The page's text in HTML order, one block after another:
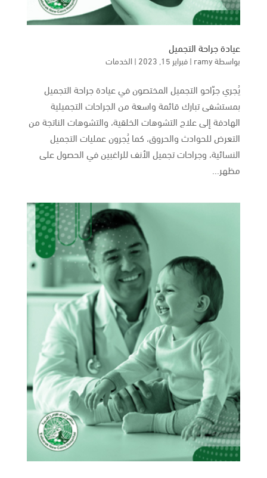
عيادة جراحة التجميل
بواسطةramy
|فبراير 15, 2023 |الخدمات
يُجري جرّاحو التجميل المختصون في عيادة جراحة التجميل
بمستشفى تبارك قائمة واسعة من الجراحات التجميلية
الهادفة إلى علاج التشوهات الخلقية، والتشوهات الناتجة من
التعرض للحوادث والحروق، كما يُجرون عمليات التجميل
النسائية، وجراحات تجميل الأنف للراغبين في الحصول على
مظهر...